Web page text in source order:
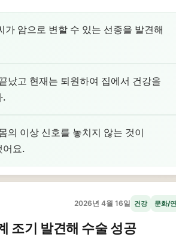
가 암으로 변할 수 있는 선종을 발견해
났고 현재는 퇴원하여 집에서 건강을
.
의 이상 신호를 놓치지 않는 것이
어요.
2026년 4월 16일 건강 문화/
조기 발견해 수술 성공